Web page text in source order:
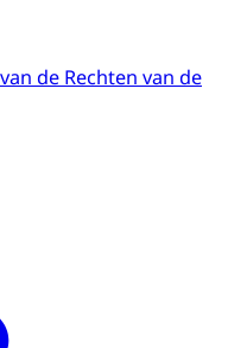
de Rechten van de